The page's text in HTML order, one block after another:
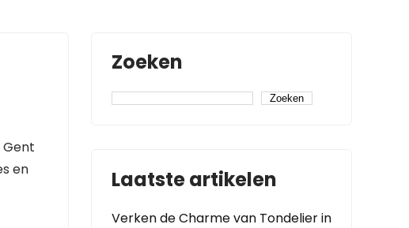
Gent
en
Zoeken
Zoeken
Laatste artikelen
Verken de Charme van Tondelier in